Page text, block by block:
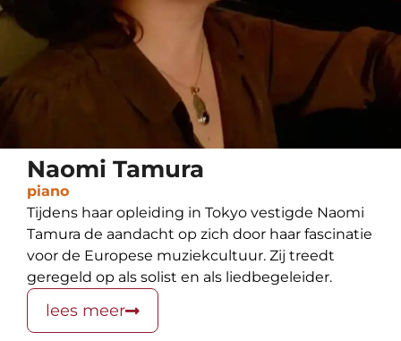
Naomi Tamura
piano
Tijdens haar opleiding in Tokyo vestigde Naomi
Tamura de aandacht op zich door haar fascinatie
voor de Europese muziekcultuur. Zij treedt
geregeld op als solist en als liedbegeleider.
lees meer